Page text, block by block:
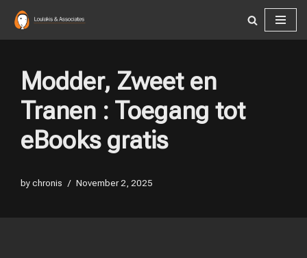
Skip
content
Modder, Zweet en
Tranen : Toegang tot
eBooks gratis
bychronis November 2, 2025